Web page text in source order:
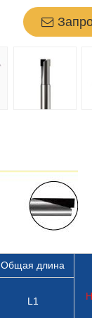
Общая длина
L1